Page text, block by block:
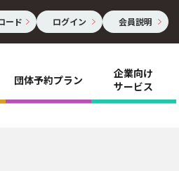
ード ログイン 会員説明
団体予約プラン
企業向け
サービス